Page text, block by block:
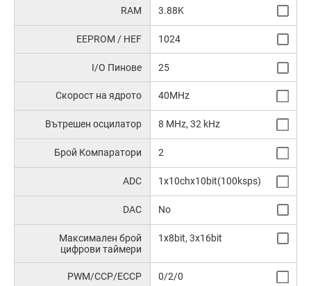
RAM 3.88K
EEPROM / HEF 1024
I/O Пинове 25
Скорост на ядрото 40MHz
Вътрешен осцилатор 8 MHz, 32 kHz
Брой Компаратори 2
ADC 1x10chx10bit(100ksps)
DAC No
Максимален брой
цифрови таймери
1x8bit, 3x16bit
PWM/CCP/ECCP 0/2/0